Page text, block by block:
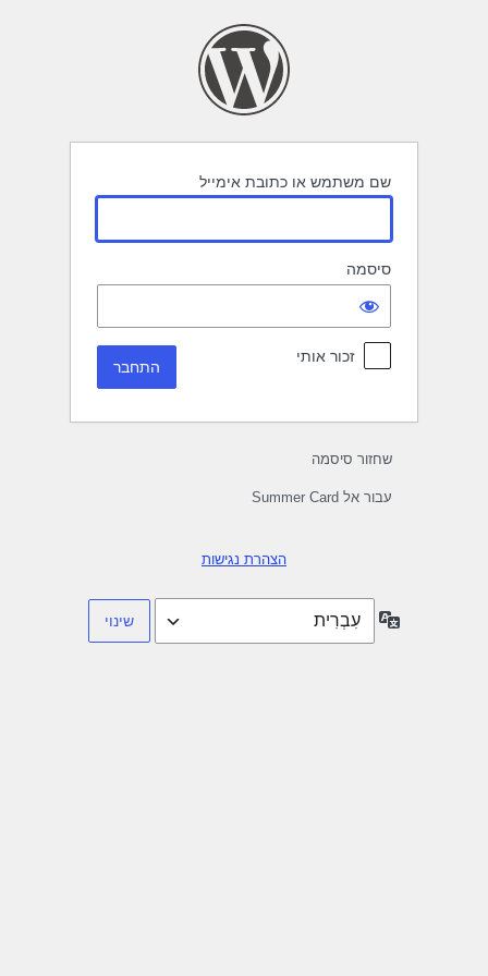
שם משתמש או כתובת אימייל
סיסמה
זכור אותי
שחזור סיסמה
עבור אל Summer Card
הצהרת נגישות
שפה